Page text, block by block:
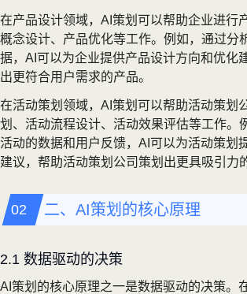
在产品设计领域，AI策划可以帮助企业进行
概念设计、产品优化等工作。例如，通过分
据，AI可以为企业提供产品设计方向和优化
出更符合用户需求的产品。
在活动策划领域，AI策划可以帮助活动策划
划、活动流程设计、活动效果评估等工作。
活动的数据和用户反馈，AI可以为活动策划
建议，帮助活动策划公司策划出更具吸引力
二、AI策划的核心原理
2.1 数据驱动的决策
AI策划的核心原理之一是数据驱动的决策。